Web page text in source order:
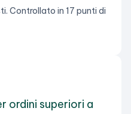
Controllato in 17 punti di
ordini superiori a